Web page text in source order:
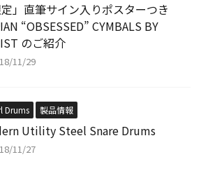
定」直筆サイン入りポスターつき
“OBSESSED” CYMBALS BY
のご紹介
11/29
Drums 製品情報
Utility Steel Snare Drums
11/27